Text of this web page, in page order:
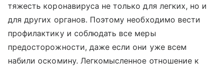
тяжесть коронавируса не только для легких, но и
для других органов. Поэтому необходимо вести
профилактику и соблюдать все меры
предосторожности, даже если они уже всем
набили оскомину. Легкомысленное отношение к